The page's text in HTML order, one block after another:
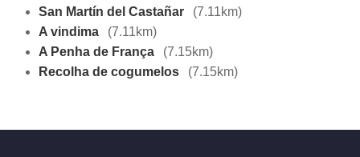
San Martín del Castañar
(7.11km)
A vindima
(7.11km)
A Penha de França
(7.15km)
Recolha de cogumelos
(7.15km)